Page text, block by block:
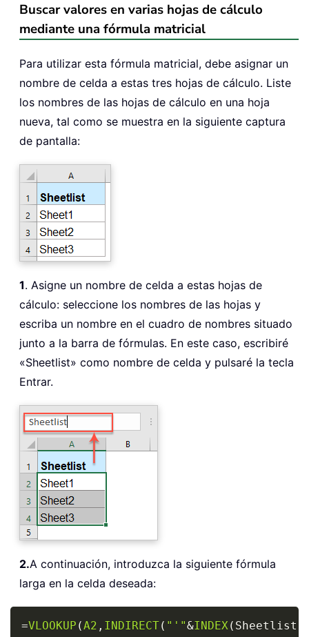
Buscar valores en varias hojas de cálculo
mediante una fórmula matricial
Para utilizar esta fórmula matricial, debe asignar un
nombre de celda a estas tres hojas de cálculo. Liste
los nombres de las hojas de cálculo en una hoja
nueva, tal como se muestra en la siguiente captura
de pantalla:
1. Asigne un nombre de celda a estas hojas de
cálculo: seleccione los nombres de las hojas y
escriba un nombre en el cuadro de nombres situado
junto a la barra de fórmulas. En este caso, escribiré
«Sheetlist» como nombre de celda y pulsaré la tecla
Entrar.
2.A continuación, introduzca la siguiente fórmula
larga en la celda deseada:
=VLOOKUP (A2 , INDIRECT( "'"&INDEX( Sheetlist
Copy